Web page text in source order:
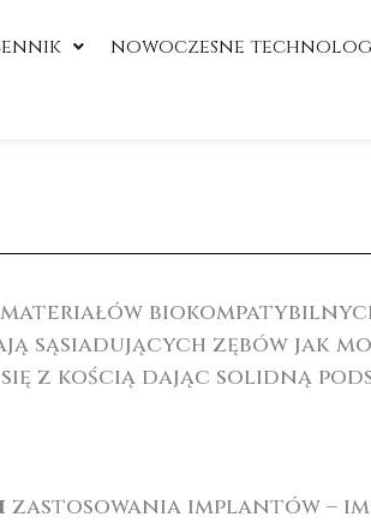
nowoczesne
sąsiadujących zębów jak
z kością dając solidną
zastosowania implantów –